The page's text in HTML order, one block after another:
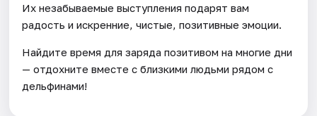
Их незабываемые выступления подарят вам
радость и искренние, чистые, позитивные эмоции.
Найдите время для заряда позитивом на многие дни
— отдохните вместе с близкими людьми рядом с
дельфинами!